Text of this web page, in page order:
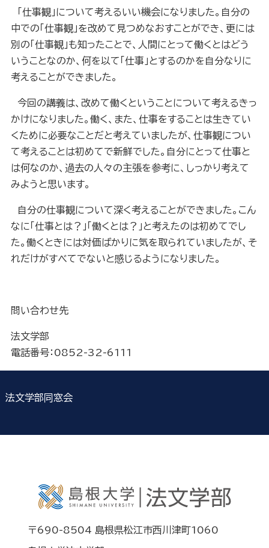
「仕事観」について考えるいい機会になりました。自分の
中での「仕事観」を改めて見つめなおすことができ、更には
別の「仕事観」も知ったことで、人間にとって働くとはどう
いうことなのか、何を以て「仕事」とするのかを自分なりに
考えることができました。
今回の講義は、改めて働くということについて考えるきっ
かけになりました。働く、また、仕事をすることは生きてい
くために必要なことだと考えていましたが、仕事観につい
て考えることは初めてで新鮮でした。自分にとって仕事と
は何なのか、過去の人々の主張を参考に、しっかり考えて
みようと思います。
自分の仕事観について深く考えることができました。こん
なに「仕事とは？」「働くとは？」と考えたのは初めてでし
た。働くときには対価ばかりに気を取られていましたが、そ
れだけがすべてでないと感じるようになりました。
問い合わせ先
法文学部
電話番号：0852-32-6111
法文学部同窓会
〒690-8504 島根県松江市西川津町1060